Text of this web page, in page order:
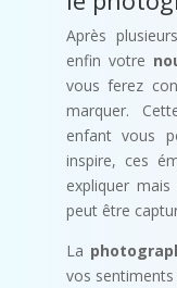
Après
enfin votre
vous ferez
marquer.
enfant vous
inspire, ces
expliquer
peut être
La
vos sentiments